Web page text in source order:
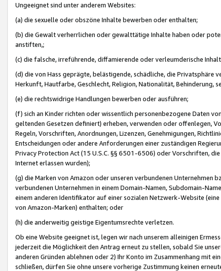
Ungeeignet sind unter anderem Websites:
(a) die sexuelle oder obszöne Inhalte bewerben oder enthalten;
(b) die Gewalt verherrlichen oder gewalttätige Inhalte haben oder
anstiften,;
(c) die falsche, irreführende, diffamierende oder verleumderische
(d) die von Hass geprägte, belästigende, schädliche, die Privatsphäre
Herkunft, Hautfarbe, Geschlecht, Religion, Nationalität, Behinderung,
(e) die rechtswidrige Handlungen bewerben oder ausführen;
(f) sich an Kinder richten oder wissentlich personenbezogene Daten
geltenden Gesetzen definiert) erheben, verwenden oder offenlegen,
Regeln, Vorschriften, Anordnungen, Lizenzen, Genehmigungen,
Entscheidungen oder andere Anforderungen einer zuständigen
Privacy Protection Act (15 U.S.C. §§ 6501-6506) oder Vorschriften,
Internet erlassen wurden);
(g) die Marken von Amazon oder unseren verbundenen Unternehmen
verbundenen Unternehmen in einem Domain-Namen, Subdomain-
einem anderen Identifikator auf einer sozialen Netzwerk-Website
von Amazon-Marken) enthalten; oder
(h) die anderweitig geistige Eigentumsrechte verletzen.
Ob eine Website geeignet ist, legen wir nach unserem alleinigen
jederzeit die Möglichkeit den Antrag erneut zu stellen, sobald Sie
anderen Gründen ablehnen oder 2) Ihr Konto im Zusammenhang mit
schließen, dürfen Sie ohne unsere vorherige Zustimmung keinen